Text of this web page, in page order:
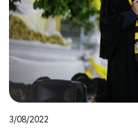
3/08/2022